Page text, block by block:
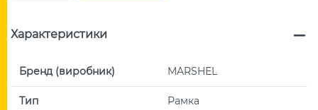
Характеристики
Бренд (виробник) MARSHEL
Тип Рамка